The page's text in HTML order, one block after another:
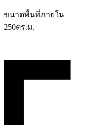
ขนาดพื้นที่ภายใน
250ตร.ม.